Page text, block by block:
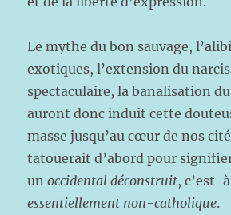
Le mythe du bon sauvage,
exotiques, l’extension du
spectaculaire, la banalisation
auront donc induit cette
masse jusqu’au cœur de nos
tatouerait d’abord pour
unoccidental déconstruit, c’est-
essentiellement non-catholique.